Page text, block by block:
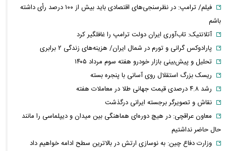
فیلم/ ترامپ: در نظرسنجی‌های اقتصادی باید بیش از ۱۰۰ درصد رأی داشته
باشم
آتلانتیک: تاب‌آوری ایران دولت ترامپ را غافلگیر کرد
پارادوکس گرانی و تورم در شمال ایران/ هزینه‌های زندگی ۲ برابری
تحلیل و پیش‌بینی بازار خودرو هفته سوم مرداد ۱۴۰۵
ریسک بزرگ استقلال روی آسانی با پنجره بسته
رشد ۴.۸ درصدی قیمت جهانی طلا در معاملات هفته
نقاش و تصویرگر برجسته ایرانی درگذشت
معاون عراقچی: در هیچ دوره‌ای هماهنگی بین میدان و دیپلماسی را مانند
حال حاضر نداشتیم
وزارت دفاع چین: به نوسازی ارتش در بالاترین سطح ادامه خواهیم داد